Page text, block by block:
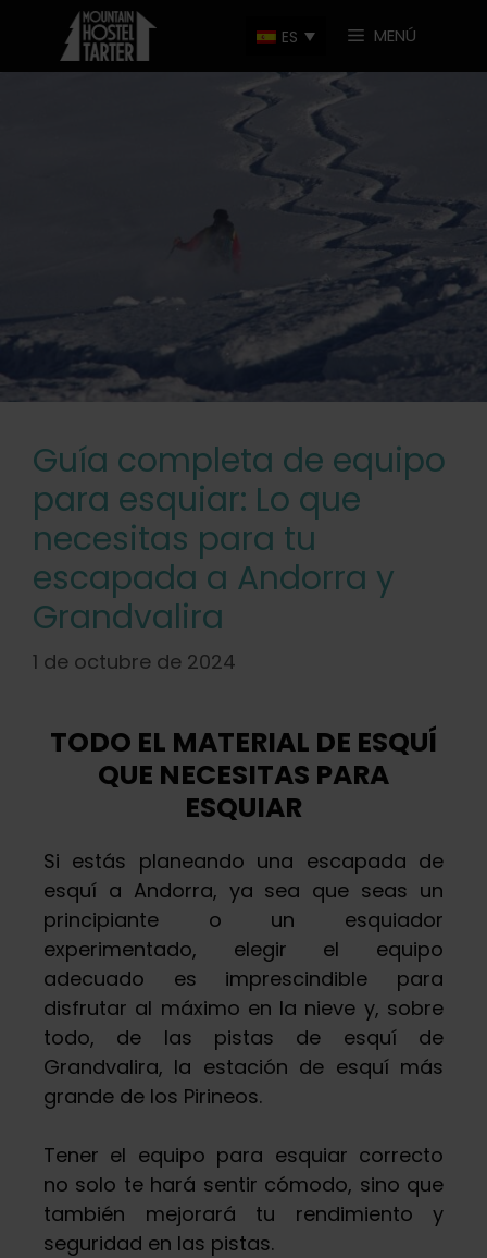
MENÚ
Guía completa de equipo
para esquiar: Lo que
necesitas para tu
escapada a Andorra y
Grandvalira
1 de octubre de 2024
TODO EL MATERIAL DE ESQUÍ
QUE NECESITAS PARA
ESQUIAR
Si estás planeando una escapada de
esquí a Andorra, ya sea que seas un
principiante o un esquiador
experimentado, elegir el equipo
adecuado es imprescindible para
disfrutar al máximo en la nieve y, sobre
todo, de las pistas de esquí de
Grandvalira, la estación de esquí más
grande de los Pirineos.
Tener el equipo para esquiar correcto
no solo te hará sentir cómodo, sino que
también mejorará tu rendimiento y
seguridad en las pistas.